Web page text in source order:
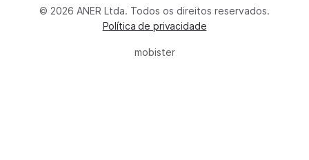
© 2026 ANER Ltda. Todos os direitos reservados.
Política de privacidade
mobister